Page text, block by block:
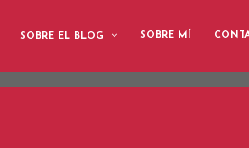
SOBRE EL BLOG SOBRE MÍ
agent
usage